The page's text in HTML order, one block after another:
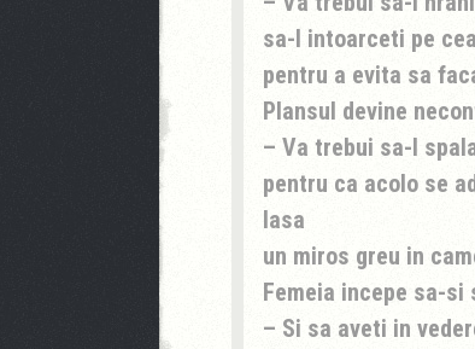
sa-l intoarceti pe
pentru a evita sa
Plansul devine
– Va trebui sa-l
pentru ca acolo se
lasa
un miros greu in
Femeia incepe sa-si
– Si sa aveti in